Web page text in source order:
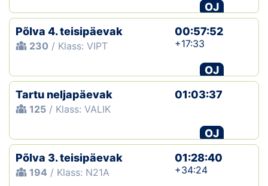
OJ
Põlva 4. teisipäevak
230 / Klass: VIPT
00:57:52
+17:33
OJ
Tartu neljapäevak
125 / Klass: VALIK
01:03:37
OJ
Põlva 3. teisipäevak
194 / Klass: N21A
01:28:40
+34:24